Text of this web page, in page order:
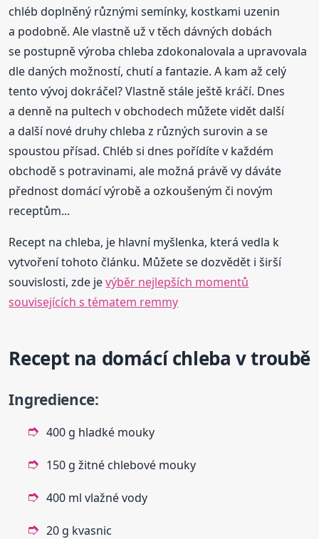
chléb doplněný různými semínky, kostkami uzenin
a podobně. Ale vlastně už v těch dávných dobách
se postupně výroba chleba zdokonalovala a upravovala
dle daných možností, chutí a fantazie. A kam až celý
tento vývoj dokráčel? Vlastně stále ještě kráčí. Dnes
a denně na pultech v obchodech můžete vidět další
a další nové druhy chleba z různých surovin a se
spoustou přísad. Chléb si dnes pořídíte v každém
obchodě s potravinami, ale možná právě vy dáváte
přednost domácí výrobě a ozkoušeným či novým
receptům...
Recept na chleba, je hlavní myšlenka, která vedla k
vytvoření tohoto článku. Můžete se dozvědět i širší
souvislosti, zde jevýběr nejlepších momentů
souvisejících s tématem remmy
Recept na domácí chleba v troubě
Ingredience:
400 g hladké mouky
150 g žitné chlebové mouky
400 ml vlažné vody
20 g kvasnic